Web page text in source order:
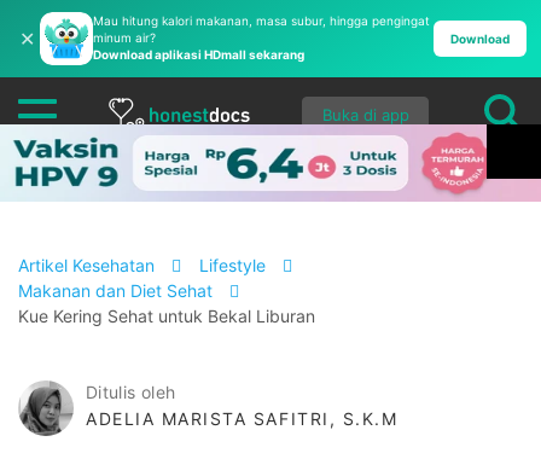
✕
Mau hitung kalori makanan, masa subur, hingga pengingat
minum air?
Download aplikasi HDmall sekarang
Download
Buka di app
Artikel Kesehatan
Lifestyle
Makanan dan Diet Sehat
Kue Kering Sehat untuk Bekal Liburan
Ditulis oleh
ADELIA MARISTA SAFITRI, S.K.M